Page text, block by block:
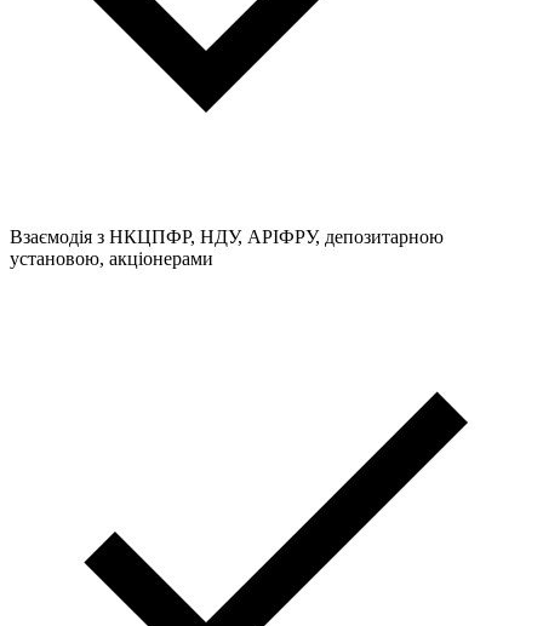
Взаємодія з НКЦПФР, НДУ, АРІФРУ, депозитарною
установою, акціонерами